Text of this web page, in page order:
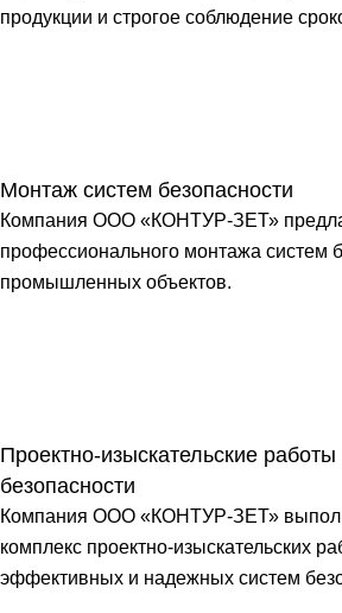
продукции и строгое соблюдение
Монтаж систем безопасности
Компания ООО «КОНТУР-ЗЕТ»
профессионального монтажа систем
промышленных объектов.
Проектно-изыскательские
безопасности
Компания ООО «КОНТУР-ЗЕТ»
комплекс проектно-изыскательских
эффективных и надежных систем